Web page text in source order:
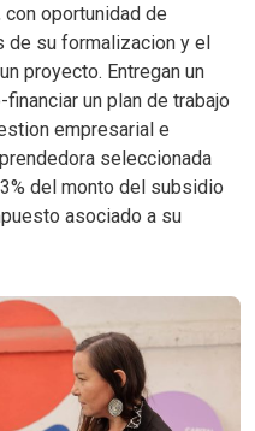
oportunidad de
de su formalizacion y el
proyecto. Entregan un
financiar un plan de trabajo
empresarial e
seleccionada
del monto del subsidio
asociado a su